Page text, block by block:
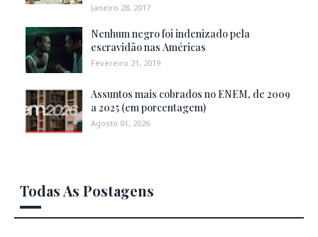
Janeiro 28, 2017
Nenhum negro foi indenizado pela
escravidão nas Américas
Fevereiro 21, 2019
Assuntos mais cobrados no ENEM, de 2009
a 2025 (em porcentagem)
Agosto 01, 2026
Todas As Postagens